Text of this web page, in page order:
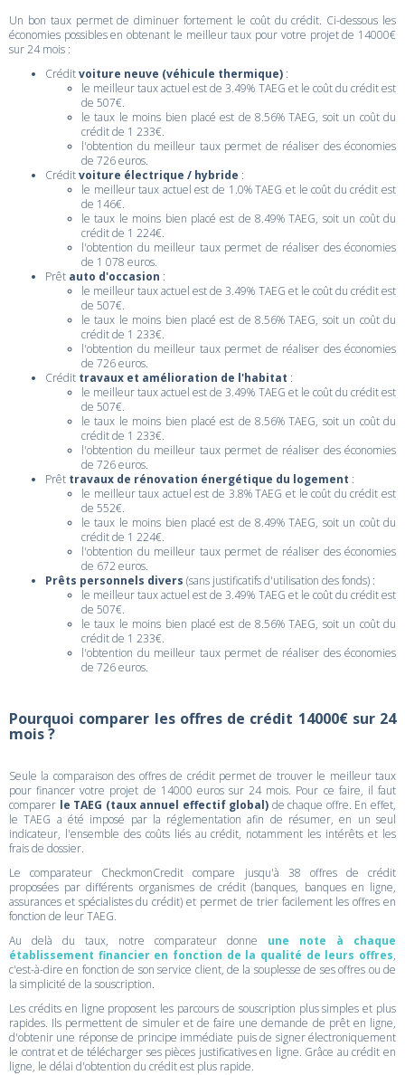
Un bon taux permet de diminuer fortement le coût du crédit. Ci-dessous les
économies possibles en obtenant le meilleur taux pour votre projet de 14000€
sur 24 mois :
Créditvoiture neuve (véhicule thermique) :
le meilleur taux actuel est de 3.49% TAEG et le coût du crédit est
de 507€.
le taux le moins bien placé est de 8.56% TAEG, soit un coût du
crédit de 1 233€.
l'obtention du meilleur taux permet de réaliser des économies
de 726 euros.
Créditvoiture électrique / hybride :
le meilleur taux actuel est de 1.0% TAEG et le coût du crédit est
de 146€.
le taux le moins bien placé est de 8.49% TAEG, soit un coût du
crédit de 1 224€.
l'obtention du meilleur taux permet de réaliser des économies
de 1 078 euros.
Prêt auto d'occasion :
le meilleur taux actuel est de 3.49% TAEG et le coût du crédit est
de 507€.
le taux le moins bien placé est de 8.56% TAEG, soit un coût du
crédit de 1 233€.
l'obtention du meilleur taux permet de réaliser des économies
de 726 euros.
Crédit travaux et amélioration de l'habitat :
le meilleur taux actuel est de 3.49% TAEG et le coût du crédit est
de 507€.
le taux le moins bien placé est de 8.56% TAEG, soit un coût du
crédit de 1 233€.
l'obtention du meilleur taux permet de réaliser des économies
de 726 euros.
Prêt travaux de rénovation énergétique du logement :
le meilleur taux actuel est de 3.8% TAEG et le coût du crédit est
de 552€.
le taux le moins bien placé est de 8.49% TAEG, soit un coût du
crédit de 1 224€.
l'obtention du meilleur taux permet de réaliser des économies
de 672 euros.
Prêts personnels divers (sans justificatifs d'utilisation des fonds) :
le meilleur taux actuel est de 3.49% TAEG et le coût du crédit est
de 507€.
le taux le moins bien placé est de 8.56% TAEG, soit un coût du
crédit de 1 233€.
l'obtention du meilleur taux permet de réaliser des économies
de 726 euros.
Pourquoi comparer les offres de crédit 14000€ sur 24
mois ?
Seule la comparaison des offres de crédit permet de trouver le meilleur taux
pour financer votre projet de 14000 euros sur 24 mois. Pour ce faire, il faut
comparer le TAEG (taux annuel effectif global) de chaque offre. En effet,
le TAEG a été imposé par la réglementation afin de résumer, en un seul
indicateur, l'ensemble des coûts liés au crédit, notamment les intérêts et les
frais de dossier.
Le comparateur CheckmonCredit compare jusqu'à 38 offres de crédit
proposées par différents organismes de crédit (banques, banques en ligne,
assurances et spécialistes du crédit) et permet de trier facilement les offres en
fonction de leur TAEG.
Au delà du taux, notre comparateur donne une note à chaque
établissement financier en fonction de la qualité de leurs offres,
c'est-à-dire en fonction de son service client, de la souplesse de ses offres ou de
la simplicité de la souscription.
Les crédits en ligne proposent les parcours de souscription plus simples et plus
rapides. Ils permettent de simuler et de faire une demande de prêt en ligne,
d'obtenir une réponse de principe immédiate puis de signer électroniquement
le contrat et de télécharger ses pièces justificatives en ligne. Grâce au crédit en
ligne, le délai d'obtention du crédit est plus rapide.